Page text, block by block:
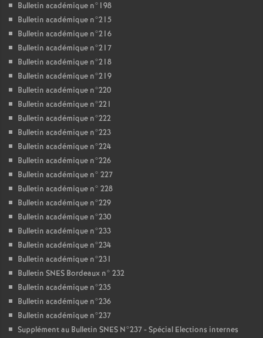
Bulletin académique n°198
Bulletin académique n°215
Bulletin académique n°216
Bulletin académique n°217
Bulletin académique n°218
Bulletin académique n°219
Bulletin académique n°220
Bulletin académique n°221
Bulletin académique n°222
Bulletin académique n°223
Bulletin académique n°224
Bulletin académique n°226
Bulletin académique n° 227
Bulletin académique n° 228
Bulletin académique n°229
Bulletin académique n°230
Bulletin académique n°233
Bulletin académique n°234
Bulletin académique n°231
Bulletin SNES Bordeaux n° 232
Bulletin académique n°235
Bulletin académique n°236
Bulletin académique n°237
Supplément au Bulletin SNES N°237 - Spécial Elections internes